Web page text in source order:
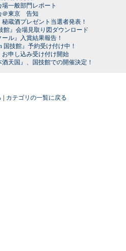
一般部門レポート
＠東京 告知
秘蔵酒プレゼント当選者発表！
館』会場見取り図ダウンロード
ール』入賞結果報告！
国技館』予約受け付け中！
申し込み受け付け開始
天国』、国技館での開催決定！
カテゴリの一覧に戻る